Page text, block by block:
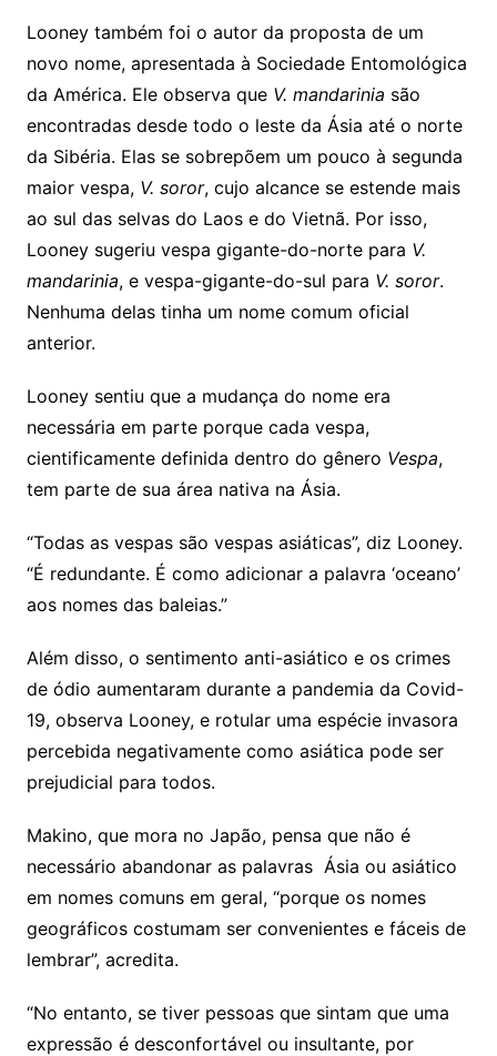
Looney também foi o autor da proposta de um
novo nome, apresentada à Sociedade Entomológica
da América. Ele observa que V. mandarinia são
encontradas desde todo o leste da Ásia até o norte
da Sibéria. Elas se sobrepõem um pouco à segunda
maior vespa, V. soror, cujo alcance se estende mais
ao sul das selvas do Laos e do Vietnã. Por isso,
Looney sugeriu vespa gigante-do-norte para V.
mandarinia, e vespa-gigante-do-sul para V. soror.
Nenhuma delas tinha um nome comum oficial
anterior.
Looney sentiu que a mudança do nome era
necessária em parte porque cada vespa,
cientificamente definida dentro do gênero Vespa,
tem parte de sua área nativa na Ásia.
“Todas as vespas são vespas asiáticas”, diz Looney.
“É redundante. É como adicionar a palavra ‘oceano’
aos nomes das baleias.”
Além disso, o sentimento anti-asiático e os crimes
de ódio aumentaram durante a pandemia da Covid-
19, observa Looney, e rotular uma espécie invasora
percebida negativamente como asiática pode ser
prejudicial para todos.
Makino, que mora no Japão, pensa que não é
necessário abandonar as palavras Ásia ou asiático
em nomes comuns em geral, “porque os nomes
geográficos costumam ser convenientes e fáceis de
lembrar”, acredita.
“No entanto, se tiver pessoas que sintam que uma
expressão é desconfortável ou insultante, por